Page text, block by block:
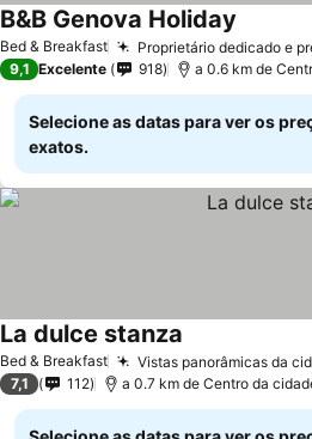
Bed & Breakfast Proprietário dedicado e
B&B Genova Holiday
9,1 Excelente 918 a 0.6 km de
Selecione as datas para ver os
exatos.
Bed & Breakfast Vistas panorâmicas da
La dulce stanza
7,1 112 a 0.7 km de Centro da